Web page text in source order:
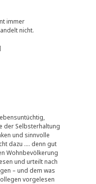
immer
nicht.
der Selbsterhaltung
und sinnvolle
dazu …. denn gut
Wohnbevölkerung
und urteilt nach
– und dem was
vorgelesen